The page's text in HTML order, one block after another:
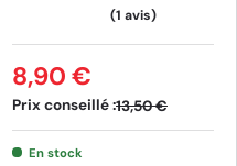
Prix conseillé :13,50 €
8,90 €
En stock